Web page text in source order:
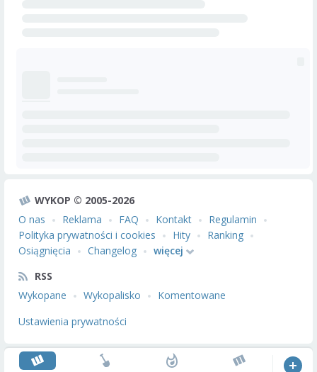
WYKOP © 2005-2026
O nas
Reklama FAQ Kontakt
Regulamin
Polityka prywatności i cookies
Hity
Ranking
Osiągnięcia
Changelog
więcej
RSS
Wykopane
Wykopalisko
Komentowane
Ustawienia prywatności